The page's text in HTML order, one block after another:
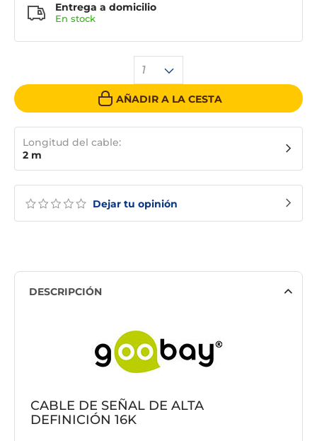
Dejar tu opinión
1
AÑADIR A LA CESTA
Entrega a domicilio
En stock
Longitud del cable:
2 m
DESCRIPCIÓN
CABLE DE SEÑAL DE ALTA
DEFINICIÓN 16K